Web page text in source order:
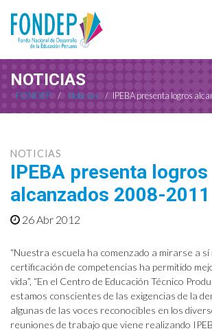
NOTICIAS
FONDEP / Noticias / IPEBA presenta logros
NOTICIAS
IPEBA presenta logros
alcanzados 2008-2011
26 Abr 2012
“Nuestra escuela ha comenzado a mirarse a sí
certificación de competencias ha permitido
vida”, “En el Centro de Educación Técnico
estamos conscientes de las exigencias de la
algunas de las voces reconocibles en los
reuniones de trabajo que viene realizando